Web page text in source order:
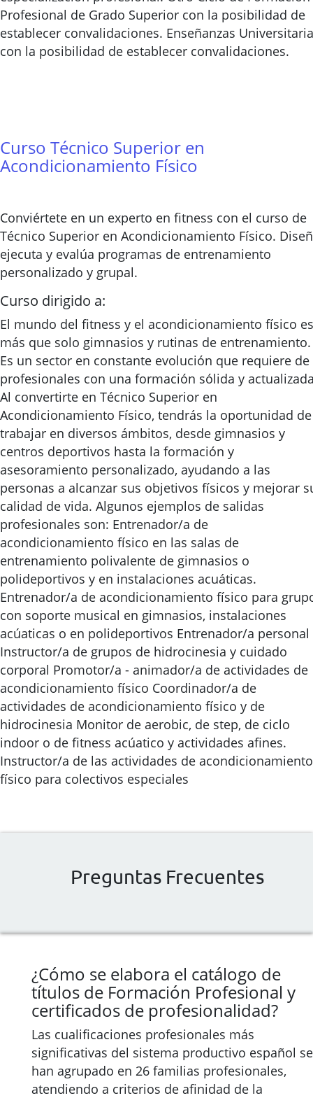
Profesional de Grado Superior con la posibilidad de
establecer convalidaciones. Enseñanzas
con la posibilidad de establecer convalidaciones.
Curso Técnico Superior en
Acondicionamiento Físico
Conviértete en un experto en fitness con el curso de
Técnico Superior en Acondicionamiento Físico.
ejecuta y evalúa programas de entrenamiento
personalizado y grupal.
Curso dirigido a:
El mundo del fitness y el acondicionamiento físico es
más que solo gimnasios y rutinas de entrenamiento.
Es un sector en constante evolución que requiere de
profesionales con una formación sólida y
Al convertirte en Técnico Superior en
Acondicionamiento Físico, tendrás la oportunidad de
trabajar en diversos ámbitos, desde gimnasios y
centros deportivos hasta la formación y
asesoramiento personalizado, ayudando a las
personas a alcanzar sus objetivos físicos y mejorar
calidad de vida. Algunos ejemplos de salidas
profesionales son: Entrenador/a de
acondicionamiento físico en las salas de
entrenamiento polivalente de gimnasios o
polideportivos y en instalaciones acuáticas.
Entrenador/a de acondicionamiento físico para
con soporte musical en gimnasios, instalaciones
acúaticas o en polideportivos Entrenador/a personal
Instructor/a de grupos de hidrocinesia y cuidado
corporal Promotor/a - animador/a de actividades de
acondicionamiento físico Coordinador/a de
actividades de acondicionamiento físico y de
hidrocinesia Monitor de aerobic, de step, de ciclo
indoor o de fitness acúatico y actividades afines.
Instructor/a de las actividades de acondicionamiento
físico para colectivos especiales
Preguntas Frecuentes
¿Cómo se elabora el catálogo de
títulos de Formación Profesional y
certificados de profesionalidad?
Las cualificaciones profesionales más
significativas del sistema productivo español se
han agrupado en 26 familias profesionales,
atendiendo a criterios de afinidad de la